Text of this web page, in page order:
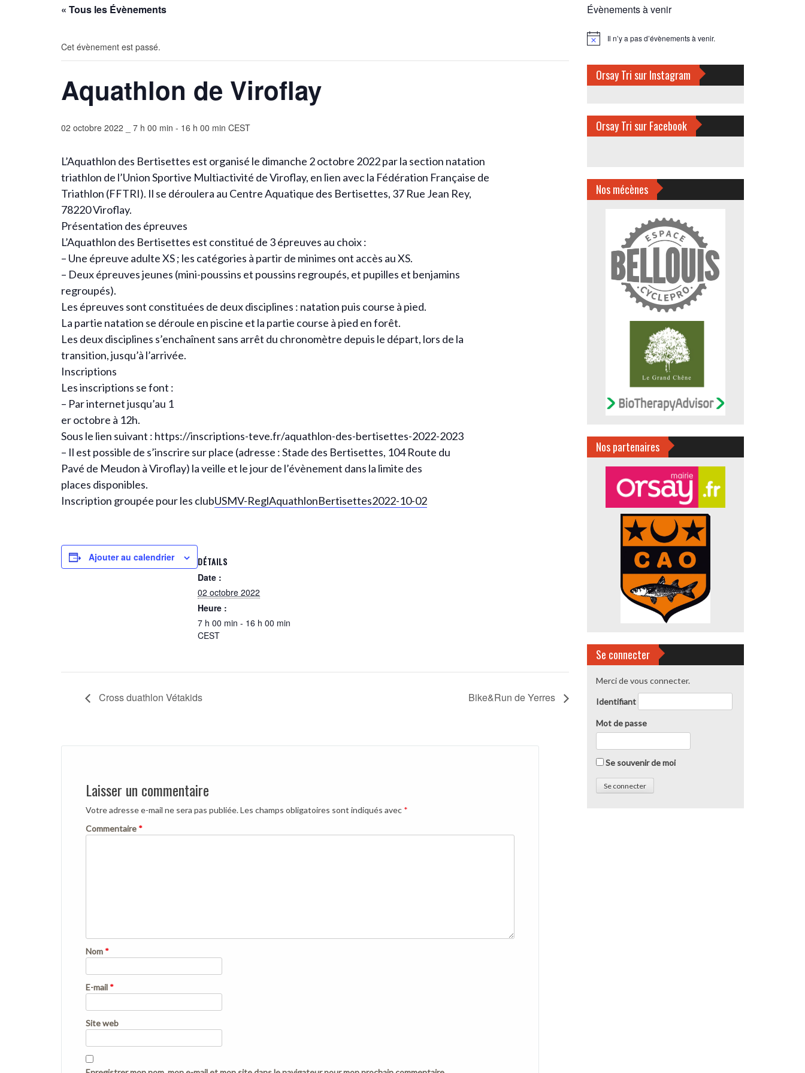
« Tous les Évènements
Cet évènement est passé.
Aquathlon de Viroflay
02 octobre 2022 _ 7 h 00 min - 16 h 00 min CEST
L’Aquathlon des Bertisettes est organisé le dimanche 2 octobre 2022 par la section natation
triathlon de l’Union Sportive Multiactivité de Viroflay, en lien avec la Fédération Française de
Triathlon (FFTRI). Il se déroulera au Centre Aquatique des Bertisettes, 37 Rue Jean Rey,
78220 Viroflay.
Présentation des épreuves
L’Aquathlon des Bertisettes est constitué de 3 épreuves au choix :
– Une épreuve adulte XS ; les catégories à partir de minimes ont accès au XS.
– Deux épreuves jeunes (mini-poussins et poussins regroupés, et pupilles et benjamins
regroupés).
Les épreuves sont constituées de deux disciplines : natation puis course à pied.
La partie natation se déroule en piscine et la partie course à pied en forêt.
Les deux disciplines s’enchaînent sans arrêt du chronomètre depuis le départ, lors de la
transition, jusqu’à l’arrivée.
Inscriptions
Les inscriptions se font :
– Par internet jusqu’au 1
er octobre à 12h.
Sous le lien suivant : https://inscriptions-teve.fr/aquathlon-des-bertisettes-2022-2023
– Il est possible de s’inscrire sur place (adresse : Stade des Bertisettes, 104 Route du
Pavé de Meudon à Viroflay) la veille et le jour de l’évènement dans la limite des
places disponibles.
Inscription groupée pour les clubUSMV-ReglAquathlonBertisettes2022-10-02
Ajouter au calendrier DÉTAILS
Date :
02 octobre 2022
Heure :
7 h 00 min - 16 h 00 min
CEST
Cross duathlon Vétakids Bike&Run de Yerres
Laisser un commentaire
Votre adresse e-mail ne sera pas publiée.Les champs obligatoires sont indiqués avec *
Commentaire *
Nom *
E-mail *
Site web
Évènements à venir
Notice Il n’y a pas d’évènements à venir.
Orsay Tri sur Instagram
Orsay Tri sur Facebook
Nos mécènes
Nos partenaires
Se connecter
Merci de vous connecter.
Identifiant
Mot de passe
Se souvenir de moi